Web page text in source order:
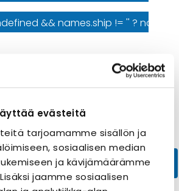
evästeitä
tarjoamamme sisällön ja
sosiaalisen median
ja kävijämäärämme
jaamme sosiaalisen
&& names.ship != '' ?